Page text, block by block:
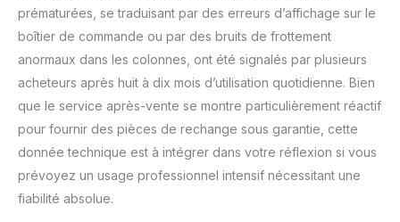
s'intégrer dans divers
environnements, c'est
tous vos besoins de
mobilier de bureau.
prématurées, se traduisant par des erreurs d’affichage sur le
boîtier de commande ou par des bruits de frottement
anormaux dans les colonnes, ont été signalés par plusieurs
acheteurs après huit à dix mois d’utilisation quotidienne. Bien
que le service après-vente se montre particulièrement réactif
pour fournir des pièces de rechange sous garantie, cette
donnée technique est à intégrer dans votre réflexion si vous
prévoyez un usage professionnel intensif nécessitant une
fiabilité absolue.